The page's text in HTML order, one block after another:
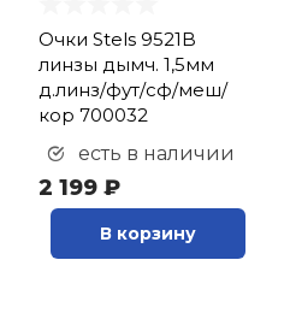
Очки Stels 9521B
линзы дымч. 1,5мм
д.линз/фут/сф/меш/
кор 700032
есть в наличии
2 199 ₽
В корзину